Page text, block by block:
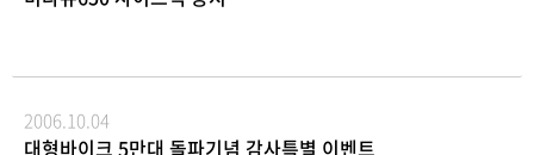
내 대표 이륜차 제조업체로 자리매김했으나 제한적인
국내 수요와 글로벌 시장 환경 변화로 최근까지 적자
지서비스가 도착하길 바란다”며 “전기이륜차 한 대가
단순한 교통수단이 아닌 누군가의 일상과 희망을 이어
유형 모델은 BSS(배터리 스와핑 스테이션)을 적용해
공유 모빌리티 사업자들이 보다 효율적으로 차량을 운
혔으며, 이어 "서울시는 모든 기관과 협력해 안전한 이
용 환경 조성에 만전을 기하겠다"라고 말했다전기이
1부. 나.주민등록등본 1부. 다.사진(3cm × 4cm) 1매. 라.E-mail 및 FAX
수료자 당사채용 또는 관계사 채용알선 6. 문의 : 055-269-7321 연수원
권 영 진
2006.10.04
대형바이크 5만대 돌파기념 감사특별 이벤트